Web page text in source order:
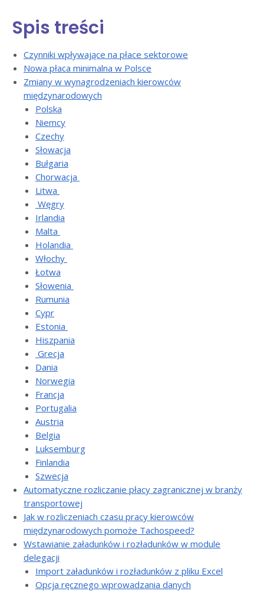
Spis treści
Czynniki wpływające na płace sektorowe
Nowa płaca minimalna w Polsce
Zmiany w wynagrodzeniach kierowców
międzynarodowych
Polska
Niemcy
Czechy
Słowacja
Bułgaria
Chorwacja
Litwa
Węgry
Irlandia
Malta
Holandia
Włochy
Łotwa
Słowenia
Rumunia
Cypr
Estonia
Hiszpania
Grecja
Dania
Norwegia
Francja
Portugalia
Austria
Belgia
Luksemburg
Finlandia
Szwecja
Automatyczne rozliczanie płacy zagranicznej w branży
transportowej
Jak w rozliczeniach czasu pracy kierowców
międzynarodowych pomoże Tachospeed?
Wstawianie załadunków i rozładunków w module
delegacji
Import załadunków i rozładunków z pliku Excel
Opcja ręcznego wprowadzania danych